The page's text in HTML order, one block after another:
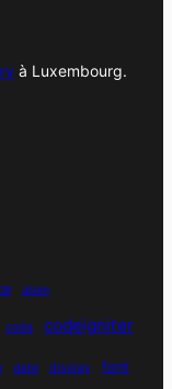
à Luxembourg.
atom
coda codeigniter
date display font